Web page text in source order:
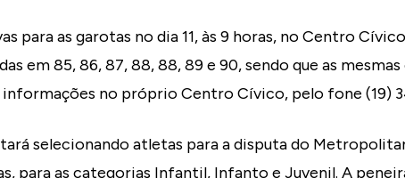
para as garotas no dia 11, às 9 horas, no Centro
em 85, 86, 87, 88, 88, 89 e 90, sendo que as
no próprio Centro Cívico, pelo fone (19)
selecionando atletas para a disputa do
para as categorias Infantil, Infanto e Juvenil. A